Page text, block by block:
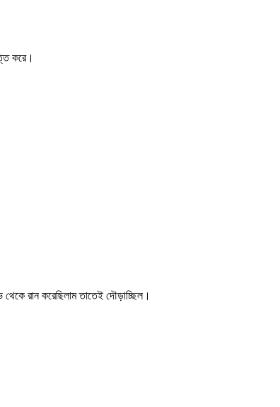
করে।
রান করেছিলাম তাতেই দৌড়াচ্ছিল।